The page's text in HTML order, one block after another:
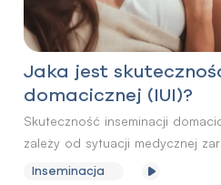
Jaka jest
domacicznej (IUI)?
Skuteczność inseminacji
zależy od sytuacji medycznej
i mężczyzny. Szanse na
Inseminacja